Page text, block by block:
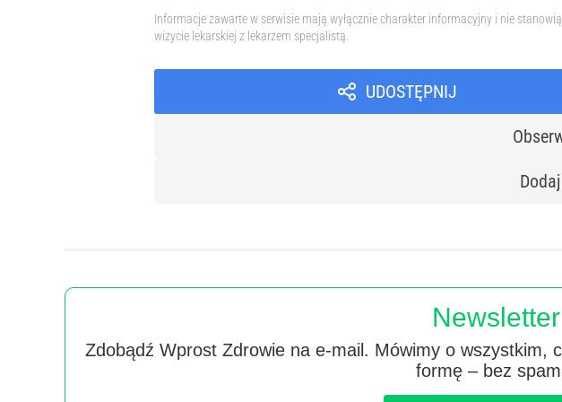
Informacje zawarte w serwisie mają wyłącznie charakter informacyjny i nie
wizycie lekarskiej z lekarzem specjalistą.
UDOSTĘPNIJ
Newsletter
Zdobądź Wprost Zdrowie na e-mail. Mówimy o wszystkim,
formę – bez